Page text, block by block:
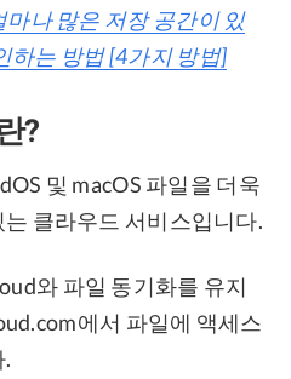
마나 많은 저장 공간이 있
하는 방법 [4가지 방법]
?
및 macOS 파일을 더욱
클라우드 서비스입니다.
와 파일 동기화를 유지
에서 파일에 액세스